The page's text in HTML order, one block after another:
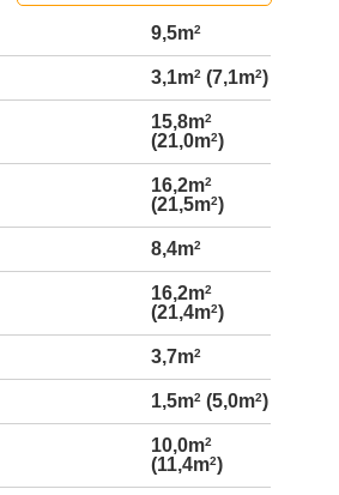
9,5m2
3,1m2(7,1m2)
15,8m2
(21,0m2)
16,2m2
(21,5m2)
8,4m2
16,2m2
(21,4m2)
3,7m2
1,5m2(5,0m2)
10,0m2
(11,4m2)